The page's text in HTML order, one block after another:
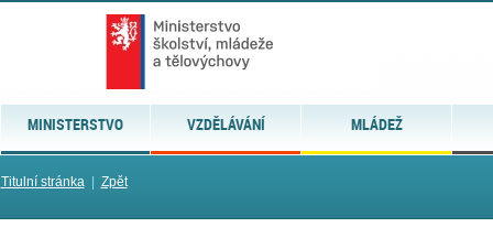
MINISTERSTVO VZDĚLÁVÁNÍ MLÁDEŽ
Titulní stránka| Zpět